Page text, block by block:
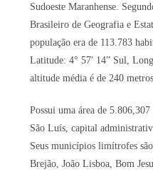
Sudoeste Maranhense.
Brasileiro de Geografia e
população era de 113.783
Latitude: 4° 57′ 14” Sul,
altitude média é de 240
Possui uma área de
São Luís, capital
Seus municípios limítrofes
Brejão, João Lisboa, Bom